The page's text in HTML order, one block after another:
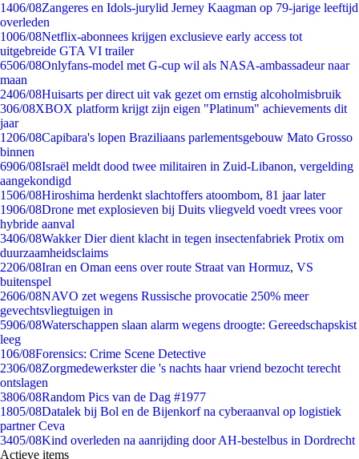
1406/08Zangeres en Idols-jurylid Jerney Kaagman op 79-jarige leeftijd
overleden
1006/08Netflix-abonnees krijgen exclusieve early access tot
uitgebreide GTA VI trailer
6506/08Onlyfans-model met G-cup wil als NASA-ambassadeur naar
maan
2406/08Huisarts per direct uit vak gezet om ernstig alcoholmisbruik
306/08XBOX platform krijgt zijn eigen "Platinum" achievements dit
jaar
1206/08Capibara's lopen Braziliaans parlementsgebouw Mato Grosso
binnen
6906/08Israël meldt dood twee militairen in Zuid-Libanon, vergelding
aangekondigd
1506/08Hiroshima herdenkt slachtoffers atoombom, 81 jaar later
1906/08Drone met explosieven bij Duits vliegveld voedt vrees voor
hybride aanval
3406/08Wakker Dier dient klacht in tegen insectenfabriek Protix om
duurzaamheidsclaims
2206/08Iran en Oman eens over route Straat van Hormuz, VS
buitenspel
2606/08NAVO zet wegens Russische provocatie 250% meer
gevechtsvliegtuigen in
5906/08Waterschappen slaan alarm wegens droogte: Gereedschapskist
leeg
106/08Forensics: Crime Scene Detective
2306/08Zorgmedewerkster die 's nachts haar vriend bezocht terecht
ontslagen
3806/08Random Pics van de Dag #1977
1805/08Datalek bij Bol en de Bijenkorf na cyberaanval op logistiek
partner Ceva
3405/08Kind overleden na aanrijding door AH-bestelbus in Dordrecht
Actieve items